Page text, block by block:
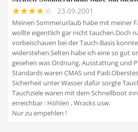
23.09.2001
Meinen Sommerurlaub habe mit meiner
wollte eigentlich gar nicht tauchen.Doch
vorbeischauen bei der Tauch-Basis
widerstehen.Selten habe ich eine so gut
gesehen was Ordnung, Ausstattung und
Standards waren CMAS und
Sicherheit unter Wasser dafür sorgte
Tauchziele waren mit dem Schnellboot
erreichbar : Höhlen , Wracks usw.
Nur zu empehlen !